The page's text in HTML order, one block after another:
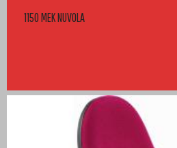
1150 MEK NUVOLA